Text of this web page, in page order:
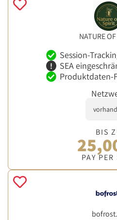
NATURE
Session-
SEA
Produktdaten-
BIS
PAY PER